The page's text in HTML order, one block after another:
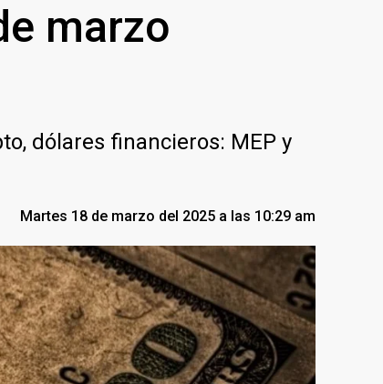
marzo
dólares financieros: MEP y
Martes 18 de marzo del 2025 a las 10:29 am